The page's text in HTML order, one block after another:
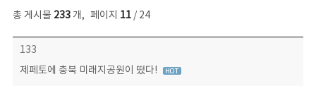
총 게시물 233개, 페이지 11/ 24
보도자료 목록 - 번호, 제목, 작성자, 파일, 조회수, 작성일 정보 제공
133
제페토에 충북 미래지공원이 떴다!